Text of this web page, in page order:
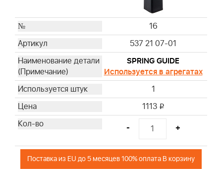
16
537 21 07-01
SPRING GUIDE
Используется в агрегатах
1
1113 i
- +
Поставка из EU до 5 месяцев 100% оплата В корзину